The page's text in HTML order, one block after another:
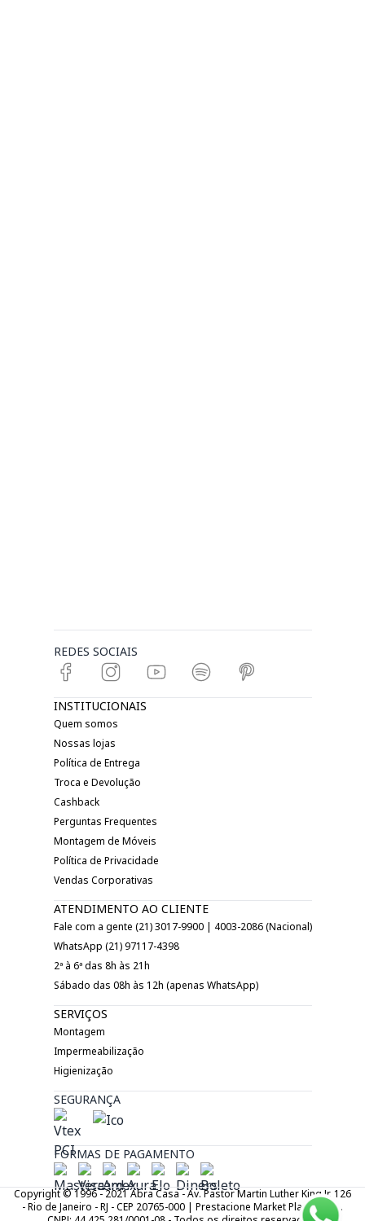
REDES SOCIAIS
INSTITUCIONAIS
Quem somos
Nossas lojas
Política de Entrega
Troca e Devolução
Cashback
Perguntas Frequentes
Montagem de Móveis
Política de Privacidade
Vendas Corporativas
ATENDIMENTO AO CLIENTE
Fale com a gente (21) 3017-9900 | 4003-2086 (Nacional)
WhatsApp (21) 97117-4398
2ª à 6ª das 8h às 21h
Sábado das 08h às 12h (apenas WhatsApp)
SERVIÇOS
Montagem
Impermeabilização
Higienização
SEGURANÇA
FORMAS DE PAGAMENTO
Copyright © 1996 - 2021 Abra Casa - Av. Pastor Martin Luther King Jr. 126
- Rio de Janeiro - RJ - CEP 20765-000 | Prestacione Market Place LTDA.